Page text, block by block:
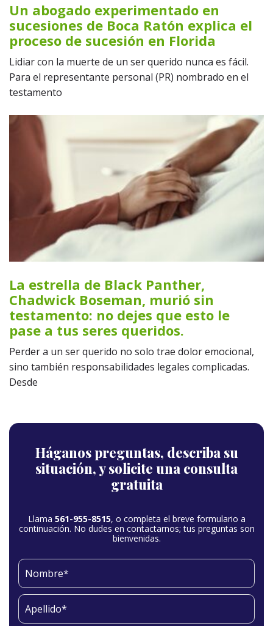
Un abogado experimentado en
sucesiones de Boca Ratón explica el
proceso de sucesión en Florida
Lidiar con la muerte de un ser querido nunca es fácil.
Para el representante personal (PR) nombrado en el
testamento
La estrella de Black Panther,
Chadwick Boseman, murió sin
testamento: no dejes que esto le
pase a tus seres queridos.
Perder a un ser querido no solo trae dolor emocional,
sino también responsabilidades legales complicadas.
Desde
Háganos preguntas, describa su
situación,y solicite una consulta
gratuita
Llama 561-955-8515, o completa el breve formulario a
continuación. No dudes en contactarnos; tus preguntas son
bienvenidas.